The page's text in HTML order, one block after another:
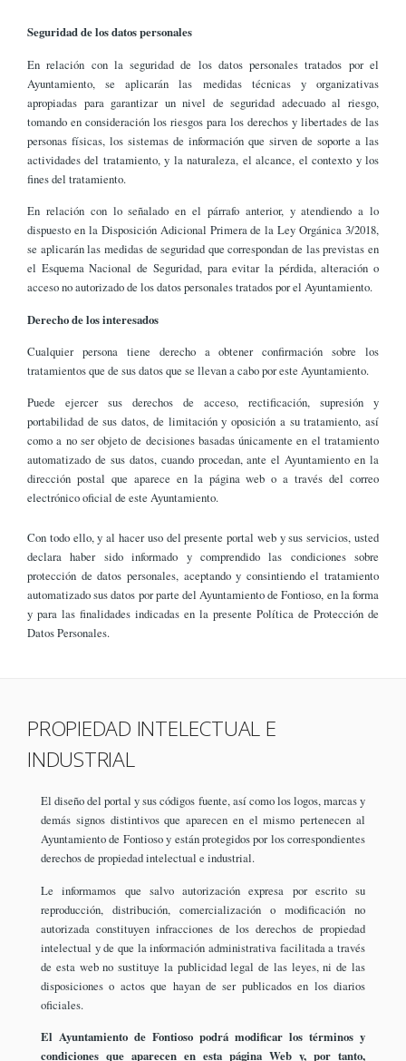
Seguridad de los datos personales
En relación con la seguridad de los datos personales tratados por el
Ayuntamiento, se aplicarán las medidas técnicas y organizativas
apropiadas para garantizar un nivel de seguridad adecuado al riesgo,
tomando en consideración los riesgos para los derechos y libertades de las
personas físicas, los sistemas de información que sirven de soporte a las
actividades del tratamiento, y la naturaleza, el alcance, el contexto y los
fines del tratamiento.
En relación con lo señalado en el párrafo anterior, y atendiendo a lo
dispuesto en la Disposición Adicional Primera de la Ley Orgánica 3/2018,
se aplicarán las medidas de seguridad que correspondan de las previstas en
el Esquema Nacional de Seguridad, para evitar la pérdida, alteración o
acceso no autorizado de los datos personales tratados por el Ayuntamiento.
Derecho de los interesados
Cualquier persona tiene derecho a obtener confirmación sobre los
tratamientos que de sus datos que se llevan a cabo por este Ayuntamiento.
Puede ejercer sus derechos de acceso, rectificación, supresión y
portabilidad de sus datos, de limitación y oposición a su tratamiento, así
como a no ser objeto de decisiones basadas únicamente en el tratamiento
automatizado de sus datos, cuando procedan, ante el Ayuntamiento en la
dirección postal que aparece en la página web o a través del correo
electrónico oficial de este Ayuntamiento.
Con todo ello, y al hacer uso del presente portal web y sus servicios, usted
declara haber sido informado y comprendido las condiciones sobre
protección de datos personales, aceptando y consintiendo el tratamiento
automatizado sus datos por parte del Ayuntamiento de Fontioso, en la forma
y para las finalidades indicadas en la presente Política de Protección de
Datos Personales.
PROPIEDAD INTELECTUAL E
INDUSTRIAL
El diseño del portal y sus códigos fuente, así como los logos, marcas y
demás signos distintivos que aparecen en el mismo pertenecen al
Ayuntamiento de Fontioso y están protegidos por los correspondientes
derechos de propiedad intelectual e industrial.
Le informamos que salvo autorización expresa por escrito su
reproducción, distribución, comercialización o modificación no
autorizada constituyen infracciones de los derechos de propiedad
intelectual y de que la información administrativa facilitada a través
de esta web no sustituye la publicidad legal de las leyes, ni de las
disposiciones o actos que hayan de ser publicados en los diarios
oficiales.
El Ayuntamiento de Fontioso podrá modificar los términos y
condiciones que aparecen en esta página Web y, por tanto,